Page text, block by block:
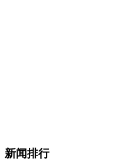
新闻排行